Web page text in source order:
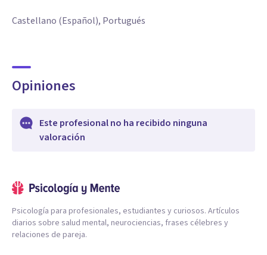
Castellano (Español), Portugués
Opiniones
Este profesional no ha recibido ninguna
valoración
Psicología para profesionales, estudiantes y curiosos. Artículos
diarios sobre salud mental, neurociencias, frases célebres y
relaciones de pareja.